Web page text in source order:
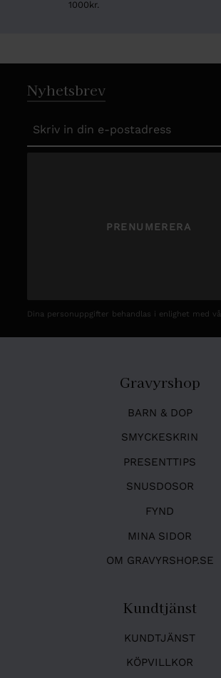
1000kr.
Nyhetsbrev
PRENUMERERA
Dina personuppgifter behandlas i enlighet med
Gravyrshop
BARN & DOP
SMYCKESKRIN
PRESENTTIPS
SNUSDOSOR
FYND
MINA SIDOR
OM GRAVYRSHOP.SE
Kundtjänst
KUNDTJÄNST
KÖPVILLKOR